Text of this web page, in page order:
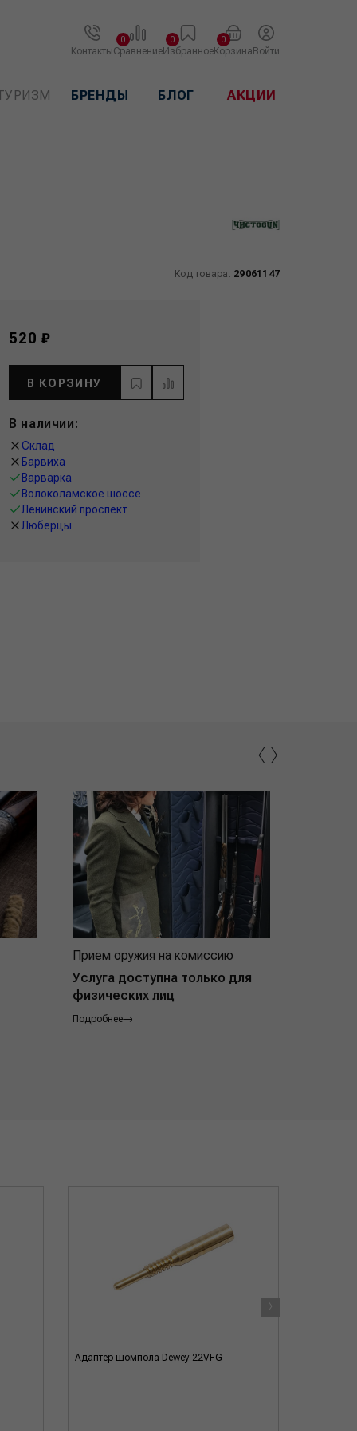
КонтактыСравнение
0
Избранное
0
Корзина
0
Войти
БРЕНДЫ БЛОГ АКЦИИ
Код товара: 29061147
520 ₽
В КОРЗИНУ
В наличии:
Склад
Барвиха
Варварка
Волоколамское шоссе
Ленинский проспект
Люберцы
Прием оружия на комиссию
Услуга доступна только для
физических лиц
Подробнее
‹›
Адаптер шомпола Dewey 22VFG
›